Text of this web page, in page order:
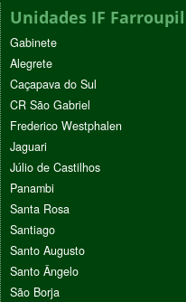
Unidades IF
Gabinete
Alegrete
Caçapava do Sul
CR São Gabriel
Frederico Westphalen
Jaguari
Júlio de Castilhos
Panambi
Santa Rosa
Santiago
Santo Augusto
Santo Ângelo
São Borja